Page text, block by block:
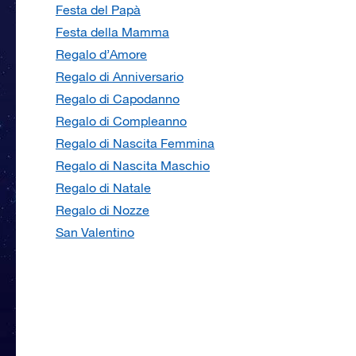
Festa del Papà
Festa della Mamma
Regalo d’Amore
Regalo di Anniversario
Regalo di Capodanno
Regalo di Compleanno
Regalo di Nascita Femmina
Regalo di Nascita Maschio
Regalo di Natale
Regalo di Nozze
San Valentino